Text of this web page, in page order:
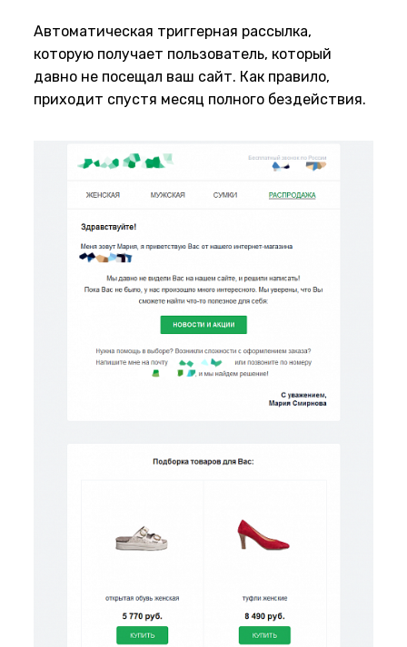
Автоматическая триггерная рассылка,
которую получает пользователь, который
давно не посещал ваш сайт. Как правило,
приходит спустя месяц полного бездействия.